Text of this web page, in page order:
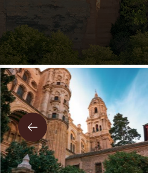
Mesajınız
İki Kişi
Telefon, e-posta ve SMS
izin veriyorum.Gizlilik
ediyorum.
GÖNDER